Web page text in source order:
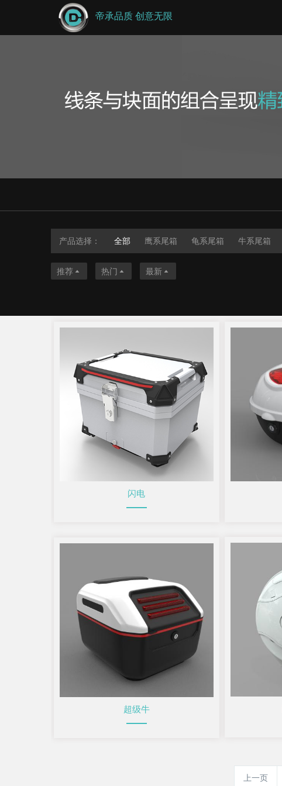
帝承品质 创意无限
产品选择： 全部 鹰系尾箱 龟系尾箱 牛系尾箱
推荐 热门 最新
闪电
超级牛
上一页